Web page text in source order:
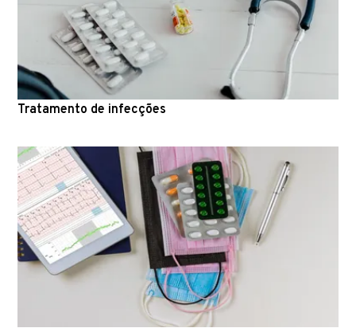
Tratamento de infecções